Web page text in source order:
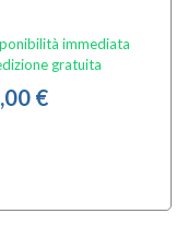
immediata
gratuita
€